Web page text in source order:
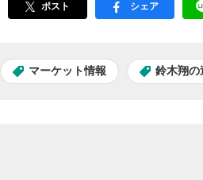
ポスト facebook
シェア
マーケット情報 鈴木翔の